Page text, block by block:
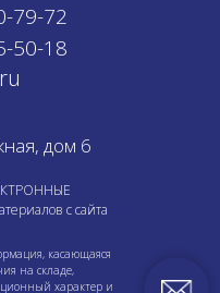
дом 6
79-72
50-18
с сайта
касающаяся
на складе,
характер и